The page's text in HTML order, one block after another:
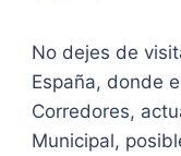
No dejes de
España, donde
Corredores,
Municipal,